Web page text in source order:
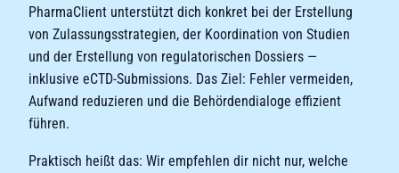
PharmaClient unterstützt dich konkret bei der Erstellung
von Zulassungsstrategien, der Koordination von Studien
und der Erstellung von regulatorischen Dossiers —
inklusive eCTD-Submissions. Das Ziel: Fehler vermeiden,
Aufwand reduzieren und die Behördendialoge effizient
führen.
Praktisch heißt das: Wir empfehlen dir nicht nur, welche